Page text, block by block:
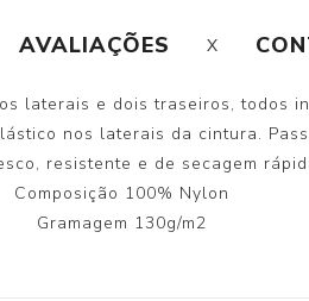
AVALIAÇÕES
laterais e dois traseiros, todos
nos laterais da cintura.
resistente e de secagem
Composição 100% Nylon
Gramagem 130g/m2